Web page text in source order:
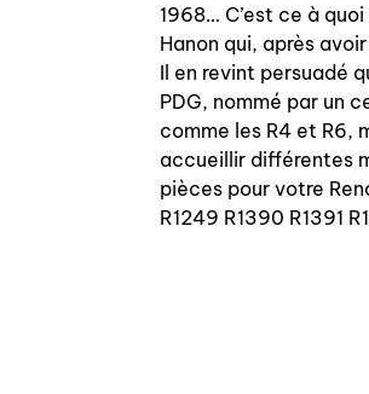
1968… C’est ce à
Hanon qui, après
Il en revint persuadé
PDG, nommé par un
comme les R4 et R6,
accueillir différentes
pièces pour votre
R1249 R1390 R1391